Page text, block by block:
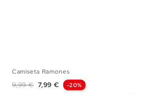
Camiseta Ramones
Precio base
9,99 € Precio
7,99 € -20%